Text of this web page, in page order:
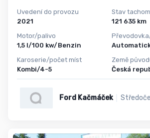
Uvedení do provozu
2021
Motor/palivo
1,5 l/100 kw/Benzin
Karoserie/počet míst
Kombi/4-5
Stav
121 635 km
Země
Česká
Ford Kačmáček